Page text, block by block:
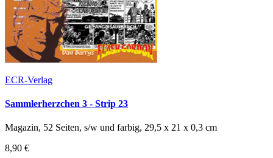
ECR-Verlag
Sammlerherzchen 3 - Strip 23
Magazin, 52 Seiten, s/w und farbig, 29,5 x 21 x 0,3 cm
8,90 €